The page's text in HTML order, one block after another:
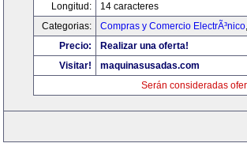
Longitud:
14 caracteres
Categorias:
Compras y Comercio ElectrÃ³nico
Precio:
Realizar una oferta!
Visitar!
maquinasusadas.com
Serán consideradas